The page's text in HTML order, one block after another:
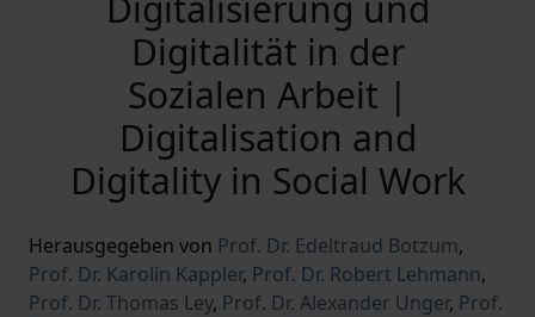
Digitalität in der
Sozialen Arbeit |
Digitalisation and
Digitality in Social Work
Herausgegeben von Prof. Dr. Edeltraud Botzum,
Prof. Dr. Karolin Kappler, Prof. Dr. Robert Lehmann,
Prof. Dr. Thomas Ley, Prof. Dr. Alexander Unger, Prof.